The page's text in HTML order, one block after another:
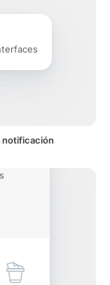
notificación